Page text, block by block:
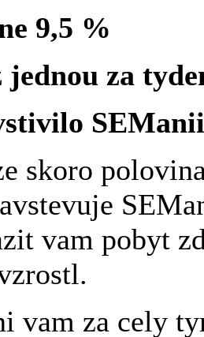
9,5 %
jednou za
skoro
vam pobyt
vam za cely